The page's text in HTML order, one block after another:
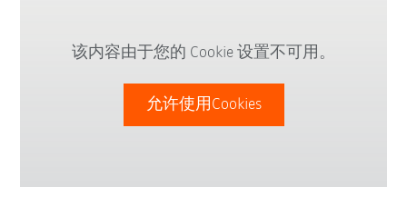
该内容由于您的 Cookie 设置不可用。
允许使用Cookies